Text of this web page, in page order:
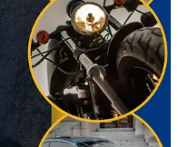
Región Metropolitana
Producto Nuevo
46